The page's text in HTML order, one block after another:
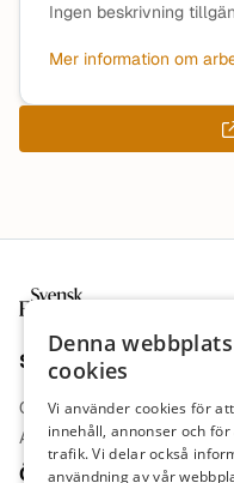
Ingen beskrivning
Mer information om
Sajt
Om oss
Annonsera
Övrigt
Denna
cookies
Vi använder cookies för
innehåll, annonser och
trafik. Vi delar också
användning av vår